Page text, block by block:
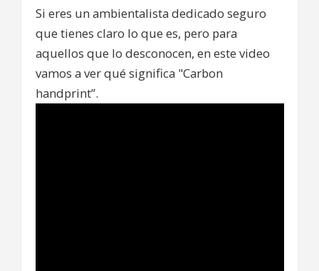
Si eres un ambientalista dedicado seguro
que tienes claro lo que es, pero para
aquellos que lo desconocen, en este video
vamos a ver qué significa "Carbon
handprint”.